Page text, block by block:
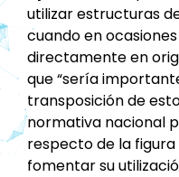
utilizar estructuras
cuando en
directamente en
que “sería
transposición de
normativa nacional
respecto de la
fomentar su